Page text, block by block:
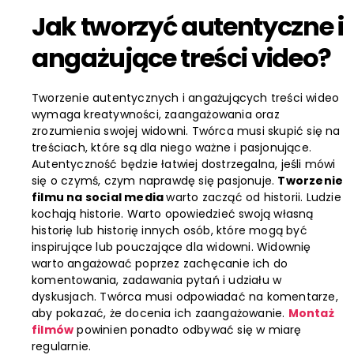
Jak tworzyć autentyczne i
angażujące treści video?
Tworzenie autentycznych i angażujących treści wideo
wymaga kreatywności, zaangażowania oraz
zrozumienia swojej widowni. Twórca musi skupić się na
treściach, które są dla niego ważne i pasjonujące.
Autentyczność będzie łatwiej dostrzegalna, jeśli mówi
się o czymś, czym naprawdę się pasjonuje. Tworzenie
filmu na social mediawarto zacząć od historii. Ludzie
kochają historie. Warto opowiedzieć swoją własną
historię lub historię innych osób, które mogą być
inspirujące lub pouczające dla widowni. Widownię
warto angażować poprzez zachęcanie ich do
komentowania, zadawania pytań i udziału w
dyskusjach. Twórca musi odpowiadać na komentarze,
aby pokazać, że docenia ich zaangażowanie. Montaż
filmów powinien ponadto odbywać się w miarę
regularnie.